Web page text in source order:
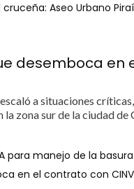
Aseo Urbano
desemboca en
a situaciones
la zona sur de la ciudad
para manejo de la basura
en el contrato con